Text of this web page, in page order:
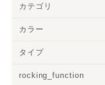
カテゴリ
カラー
タイプ
rocking_function